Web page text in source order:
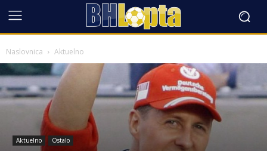
Naslovnica Aktuelno
Aktuelno Ostalo